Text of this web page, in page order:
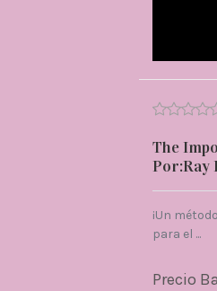
The
Por:Ray
¡Un
para el ...
Precio